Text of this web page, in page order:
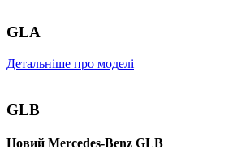
GLA
Детальніше про моделі
GLB
Новий Mercedes-Benz GLB